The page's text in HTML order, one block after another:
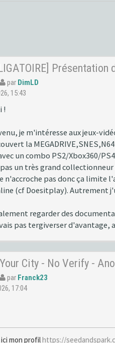
Présentation
par DimLD
15:43
!
je m'intéresse aux jeux-
la
un combo PS2/Xbox360/
un très grand
n'accroche pas donc ça limite
(cf Doesitplay). Autrement
regarder des
pas tergiverser d'avantage,
City - No Verify -
par Franck23
17:04
mon profilhttps://